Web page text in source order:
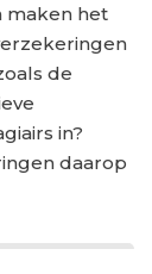
maken het
de
in?
daarop